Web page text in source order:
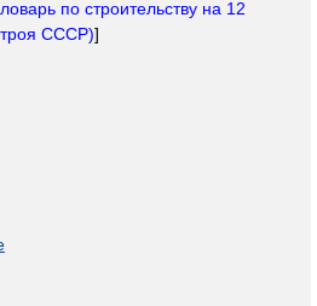
по строительству на 12
СССР)]